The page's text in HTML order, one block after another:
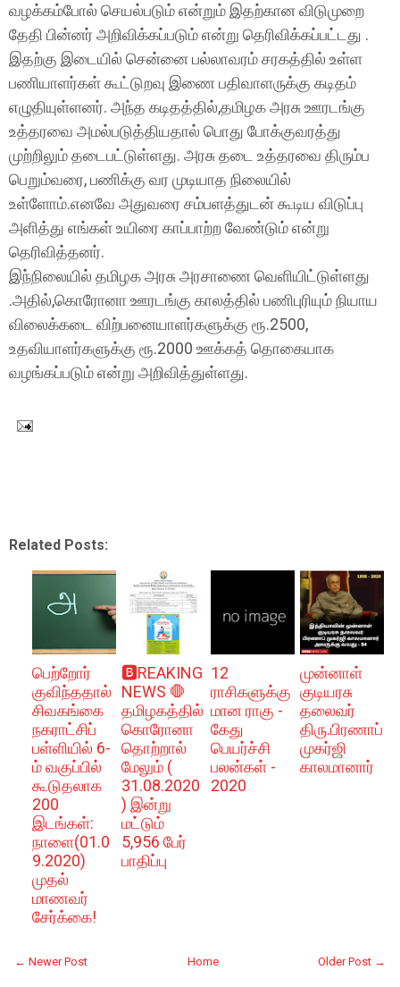
வழக்கம்போல் செயல்படும் என்றும் இதற்கான விடுமுறை
தேதி பின்னர் அறிவிக்கப்படும் என்று தெரிவிக்கப்பட்டது .
இதற்கு இடையில் சென்னை பல்லாவரம் சரகத்தில் உள்ள
பணியாளர்கள் கூட்டுறவு இணை பதிவாளருக்கு கடிதம்
எழுதியுள்ளனர். அந்த கடிதத்தில்,தமிழக அரசு ஊரடங்கு
உத்தரவை அமல்படுத்தியதால் பொது போக்குவரத்து
முற்றிலும் தடைபட்டுள்ளது. அரசு தடை உத்தரவை திரும்ப
பெறும்வரை, பணிக்கு வர முடியாத நிலையில்
உள்ளோம்.எனவே அதுவரை சம்பளத்துடன் கூடிய விடுப்பு
அளித்து எங்கள் உயிரை காப்பாற்ற வேண்டும் என்று
தெரிவித்தனர்.
இந்நிலையில் தமிழக அரசு அரசாணை வெளியிட்டுள்ளது
.அதில்,கொரோனா ஊரடங்கு காலத்தில் பணிபுரியும் நியாய
விலைக்கடை விற்பனையாளர்களுக்கு ரூ.2500,
உதவியாளர்களுக்கு ரூ.2000 ஊக்கத் தொகையாக
வழங்கப்படும் என்று அறிவித்துள்ளது.
Related Posts:
பெற்றோர்
குவிந்ததால்
சிவகங்கை
நகராட்சிப்
பள்ளியில் 6-
ம் வகுப்பில்
கூடுதலாக
200
இடங்கள்:
நாளை(01.0
9.2020)
முதல்
மாணவர்
சேர்க்கை!
🅱️REAKING
NEWS 🛑
தமிழகத்தில்
கொரோனா
தொற்றால்
மேலும் (
31.08.2020
) இன்று
மட்டும்
5,956 பேர்
பாதிப்பு
12
ராசிகளுக்கு
மான ராகு -
கேது
பெயர்ச்சி
பலன்கள் -
2020
முன்னாள்
குடியரசு
தலைவர்
திரு.பிரணாப்
முகர்ஜி
காலமானார்
← Newer Post Older Post →
Home